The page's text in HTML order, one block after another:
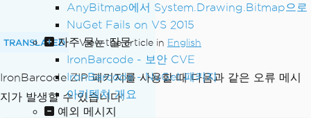
AnyBitmap에서 System.Drawing.Bitmap으로
NuGet Fails on VS 2015
자주 묻는 질문
IronBarcode - 보안 CVE
IronBarcode - NuGet 패키지
아키텍처 개요
예외 메시지
TRANSLATED View the article in English
IronBarcode ZIP 패키지를 사용할 때 다음과 같은 오류 메시
지가 발생할 수 있습니다: